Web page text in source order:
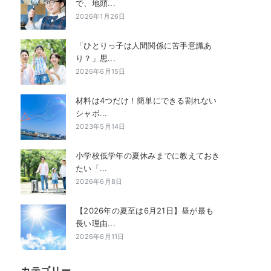
で、地頭...
2026年1月26日
「ひとりっ子は人間関係に苦手意識あ
り？」思...
2026年6月15日
材料は4つだけ！簡単にできる割れない
シャボ...
2023年5月14日
小学校低学年の夏休みまでに教えておき
たい「...
2026年6月8日
【2026年の夏至は6月21日】昼が最も
長い理由...
2026年6月11日